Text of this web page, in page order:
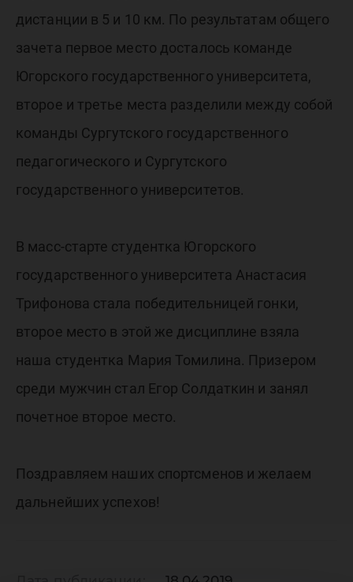
дистанции в 5 и 10 км. По результатам общего
зачета первое место досталось команде
Югорского государственного университета,
второе и третье места разделили между собой
команды Сургутского государственного
педагогического и Сургутского
государственного университетов.
В масс-старте студентка Югорского
государственного университета Анастасия
Трифонова стала победительницей гонки,
второе место в этой же дисциплине взяла
наша студентка Мария Томилина. Призером
среди мужчин стал Егор Солдаткин и занял
почетное второе место.
Поздравляем наших спортсменов и желаем
дальнейших успехов!